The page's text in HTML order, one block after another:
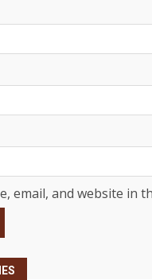
email, and website in